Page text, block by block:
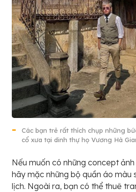
Các bạn trẻ rất thích chụp những
cổ xưa tại dinh thự họ Vương Hà
Nếu muốn có những concept
hãy mặc những bộ quần áo màu
lịch. Ngoài ra, bạn có thể thuê